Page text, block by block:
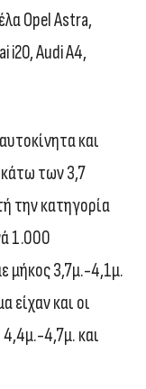
Opel Astra,
i20, Audi A4,
και
των 3,7
την κατηγορία
1.000
μήκος 3,7μ.-4,1μ.
είχαν και οι
4,7μ. και